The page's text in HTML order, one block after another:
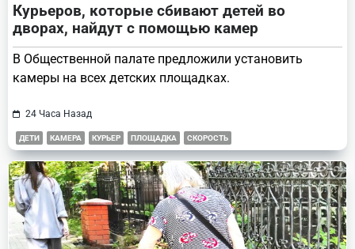
Курьеров, которые сбивают детей во
дворах, найдут с помощью камер
В Общественной палате предложили установить
камеры на всех детских площадках.
24 Часа Назад
ДЕТИ КАМЕРА КУРЬЕР ПЛОЩАДКА СКОРОСТЬ